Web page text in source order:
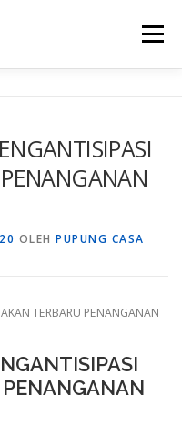
Menu
EVALUASI
OLEH PUPUNG CASA
TERBARU PENANGANAN